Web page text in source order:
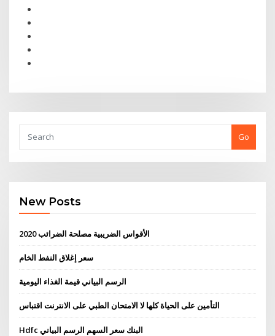
Go
New Posts
الأقواس الضريبية مصلحة الضرائب 2020
سعر إغلاق النفط الخام
الرسم البياني قيمة الغذاء اليومية
التأمين على الحياة كلها لا الامتحان الطبي على الانترنت اقتباس
Hdfc البنك سعر السهم الرسم البياني